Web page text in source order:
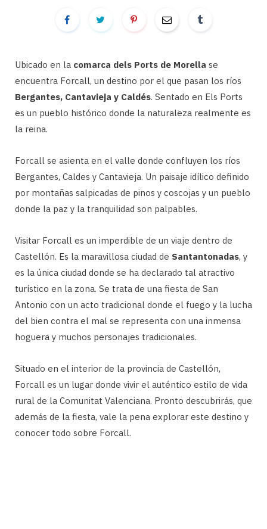
Ubicado en la comarca dels Ports de Morella se
encuentra Forcall, un destino por el que pasan los ríos
Bergantes, Cantavieja y Caldés. Sentado en Els Ports
es un pueblo histórico donde la naturaleza realmente es
la reina.
Forcall se asienta en el valle donde confluyen los ríos
Bergantes, Caldes y Cantavieja. Un paisaje idílico definido
por montañas salpicadas de pinos y coscojas y un pueblo
donde la paz y la tranquilidad son palpables.
Visitar Forcall es un imperdible de un viaje dentro de
Castellón. Es la maravillosa ciudad de Santantonadas, y
es la única ciudad donde se ha declarado tal atractivo
turístico en la zona. Se trata de una fiesta de San
Antonio con un acto tradicional donde el fuego y la lucha
del bien contra el mal se representa con una inmensa
hoguera y muchos personajes tradicionales.
Situado en el interior de la provincia de Castellón,
Forcall es un lugar donde vivir el auténtico estilo de vida
rural de la Comunitat Valenciana. Pronto descubrirás, que
además de la fiesta, vale la pena explorar este destino y
conocer todo sobre Forcall.